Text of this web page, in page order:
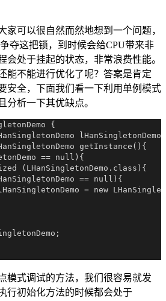
家可以很自然而然地想到一个问题，
夺这把锁，到时候会给CPU带来非
会处于挂起的状态，非常浪费性能。
能不能进行优化了呢？答案是肯定
安全，下面我们看一下利用单例模式
分析一下其优缺点。
{
lHanSingletonDemo
getInstance(){
== null){
(LHanSingletonDemo.class){
== null){
= new
模式调试的方法，我们很容易就发
行初始化方法的时候都会处于